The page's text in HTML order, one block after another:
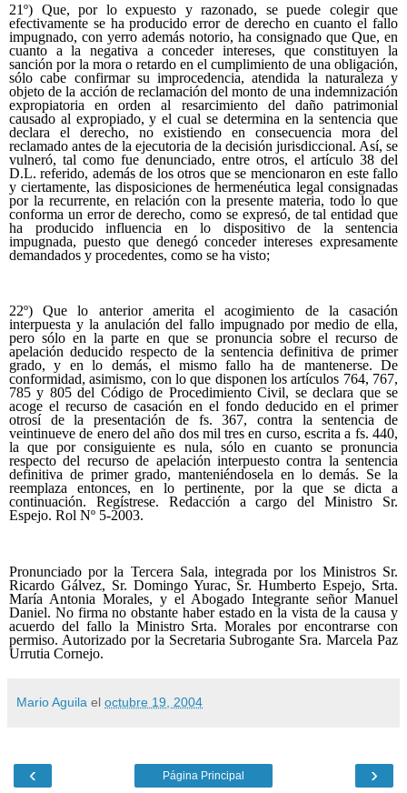
21º) Que, por lo expuesto y razonado, se puede colegir que
efectivamente se ha producido error de derecho en cuanto el fallo
impugnado, con yerro además notorio, ha consignado que Que, en
cuanto a la negativa a conceder intereses, que constituyen la
sanción por la mora o retardo en el cumplimiento de una obligación,
sólo cabe confirmar su improcedencia, atendida la naturaleza y
objeto de la acción de reclamación del monto de una indemnización
expropiatoria en orden al resarcimiento del daño patrimonial
causado al expropiado, y el cual se determina en la sentencia que
declara el derecho, no existiendo en consecuencia mora del
reclamado antes de la ejecutoria de la decisión jurisdiccional. Así, se
vulneró, tal como fue denunciado, entre otros, el artículo 38 del
D.L. referido, además de los otros que se mencionaron en este fallo
y ciertamente, las disposiciones de hermenéutica legal consignadas
por la recurrente, en relación con la presente materia, todo lo que
conforma un error de derecho, como se expresó, de tal entidad que
ha producido influencia en lo dispositivo de la sentencia
impugnada, puesto que denegó conceder intereses expresamente
demandados y procedentes, como se ha visto;
22º) Que lo anterior amerita el acogimiento de la casación
interpuesta y la anulación del fallo impugnado por medio de ella,
pero sólo en la parte en que se pronuncia sobre el recurso de
apelación deducido respecto de la sentencia definitiva de primer
grado, y en lo demás, el mismo fallo ha de mantenerse. De
conformidad, asimismo, con lo que disponen los artículos 764, 767,
785 y 805 del Código de Procedimiento Civil, se declara que se
acoge el recurso de casación en el fondo deducido en el primer
otrosí de la presentación de fs. 367, contra la sentencia de
veintinueve de enero del año dos mil tres en curso, escrita a fs. 440,
la que por consiguiente es nula, sólo en cuanto se pronuncia
respecto del recurso de apelación interpuesto contra la sentencia
definitiva de primer grado, manteniéndosela en lo demás. Se la
reemplaza entonces, en lo pertinente, por la que se dicta a
continuación. Regístrese. Redacción a cargo del Ministro Sr.
Espejo. Rol Nº 5-2003.
Pronunciado por la Tercera Sala, integrada por los Ministros Sr.
Ricardo Gálvez, Sr. Domingo Yurac, Sr. Humberto Espejo, Srta.
María Antonia Morales, y el Abogado Integrante señor Manuel
Daniel. No firma no obstante haber estado en la vista de la causa y
acuerdo del fallo la Ministro Srta. Morales por encontrarse con
permiso. Autorizado por la Secretaria Subrogante Sra. Marcela Paz
Urrutia Cornejo.
Mario Aguila el octubre 19, 2004
‹ ›
Página Principal